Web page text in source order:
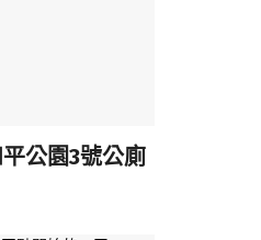
公園3號公廁